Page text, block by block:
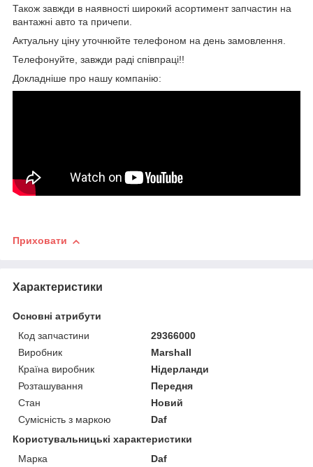
Також завжди в наявності широкий асортимент запчастин на
вантажні авто та причепи.
Актуальну ціну уточнюйте телефоном на день замовлення.
Телефонуйте, завжди раді співпраці!!
Докладніше про нашу компанію:
Приховати
Характеристики
Основні атрибути
Код запчастини
29366000
Виробник
Marshall
Країна виробник
Нідерланди
Розташування
Передня
Стан
Новий
Сумісність з маркою
Daf
Користувальницькі характеристики
Марка
Daf